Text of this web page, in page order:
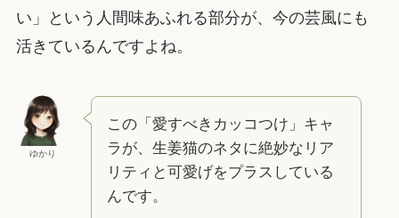
い」という人間味あふれる部分が、今の芸風にも
活きているんですよね。
ゆかり
この「愛すべきカッコつけ」キャ
ラが、生姜猫のネタに絶妙なリア
リティと可愛げをプラスしている
んです。